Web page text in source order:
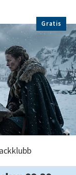
Gratis